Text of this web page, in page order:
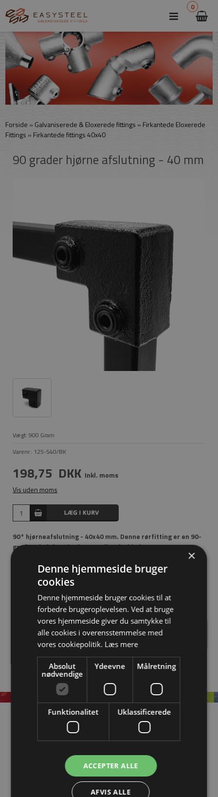
0
Forside » Galvaniserede & Eloxerede fittings » Firkantede Eloxerede
Fittings » Firkantede fittings 40x40
90 grader hjørne afslutning - 40 mm
Vægt:900 Gram
Varenr.: 125-S40/BK
198,75 DKK Inkl. moms
Vis uden moms
90° hjørneafslutning - 40x40 mm. Denne rørfitting er en 90-
graders bøjning, der bruges til at forbinde to rør. Den
lodrette stang med den øverste skinne. Anvendes ofte
sammen med rørfitting 101, når der bygges et 2-skinne
gelænder. Den kan også bruges til at skabe en 90-graders
bøjning i rørsystemet.
Har du spørgsmål?
OM EASYSTEEL
BLIV FORHANDLER
×
Denne hjemmeside bruger
cookies
Denne hjemmeside bruger cookies til at
forbedre brugeroplevelsen. Ved at bruge
vores hjemmeside giver du samtykke til
alle cookies i overensstemmelse med
vores cookiepolitik. Læs mere
Absolut
nødvendige
Ydeevne Målretning
Funktionalitet Uklassificerede
ACCEPTER ALLE
AFVIS ALLE